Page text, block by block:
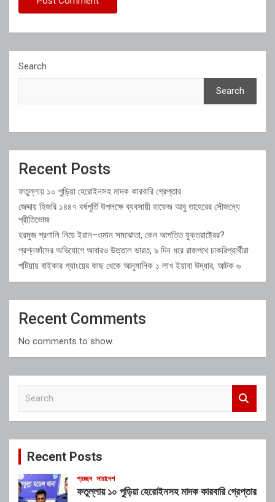
Search
Search
Recent Posts
ফতুল্লায় ১০ পুড়িয়া হেরোইনসহ মাদক কারবারি গ্রেপ্তার
জেদ্দায় হিজরি ১৪৪৭ বর্ষপূর্তি উপলক্ষে ব্যবসায়ী হাফেজ আবু তাহেরের সৌজন্যে
প্রীতিভোজ
হরমুজ প্রণালি নিয়ে ইরান–ওমান সমঝোতা, কেন আপত্তি যুক্তরাষ্ট্রের?
প্রশ্নফাঁসের অভিযোগে আবারও উত্তাল ভারত, ৯ দিন ধরে রাজপথে চাকরিপ্রার্থীরা
পটিয়ায় বাইকার গ্যাংয়ের কাছ থেকে আনুমানিক ১ লাখ ইয়াবা উদ্ধার, আটক ৬
Recent Comments
No comments to show.
c
Recent Posts
প্রচ্ছদ সারাদেশ
ফতুল্লায় ১০ পুড়িয়া হেরোইনসহ মাদক কারবারি গ্রেপ্তার